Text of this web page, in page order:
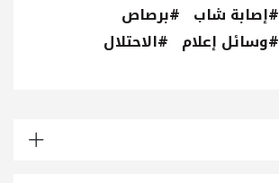
#إصابة شاب #برصاص
#وسائل إعلام #الاحتلال